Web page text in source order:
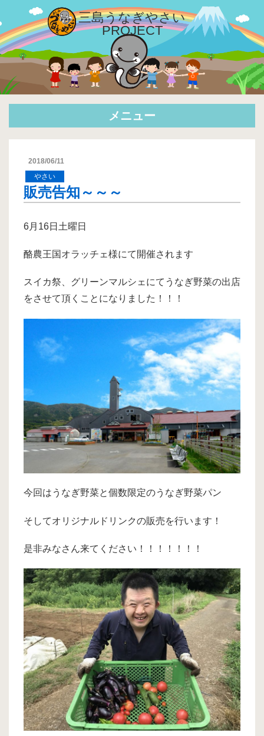
三島うなぎやさい
PROJECT
メニュー
2018/06/11
やさい
販売告知～～～
6月16日土曜日
酪農王国オラッチェ様にて開催されます
スイカ祭、グリーンマルシェにてうなぎ野菜の出店
をさせて頂くことになりました！！！
今回はうなぎ野菜と個数限定のうなぎ野菜パン
そしてオリジナルドリンクの販売を行います！
是非みなさん来てください！！！！！！！